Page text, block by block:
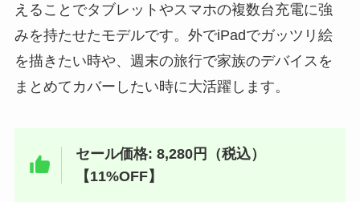
えることでタブレットやスマホの複数台充電に強
みを持たせたモデルです。外でiPadでガッツリ絵
を描きたい時や、週末の旅行で家族のデバイスを
まとめてカバーしたい時に大活躍します。
セール価格: 8,280円（税込）
【11%OFF】